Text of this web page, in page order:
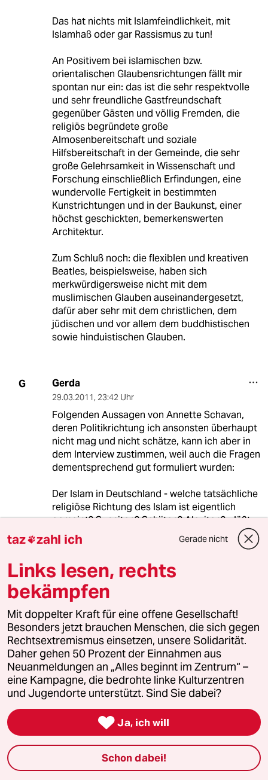
Das hat nichts mit Islamfeindlichkeit, mit
Islamhaß oder gar Rassismus zu tun!
An Positivem bei islamischen bzw.
orientalischen Glaubensrichtungen fällt mir
spontan nur ein: das ist die sehr respektvolle
und sehr freundliche Gastfreundschaft
gegenüber Gästen und völlig Fremden, die
religiös begründete große
Almosenbereitschaft und soziale
Hilfsbereitschaft in der Gemeinde, die sehr
große Gelehrsamkeit in Wissenschaft und
Forschung einschließlich Erfindungen, eine
wundervolle Fertigkeit in bestimmten
Kunstrichtungen und in der Baukunst, einer
höchst geschickten, bemerkenswerten
Architektur.
Zum Schluß noch: die flexiblen und kreativen
Beatles, beispielsweise, haben sich
merkwürdigersweise nicht mit dem
muslimischen Glauben auseinandergesetzt,
dafür aber sehr mit dem christlichen, dem
jüdischen und vor allem dem buddhistischen
sowie hinduistischen Glauben.
G Gerda
29.03.2011, 23:42 Uhr
Folgenden Aussagen von Annette Schavan,
deren Politikrichtung ich ansonsten überhaupt
nicht mag und nicht schätze, kann ich aber in
dem Interview zustimmen, weil auch die Fragen
dementsprechend gut formuliert wurden:
Der Islam in Deutschland - welche tatsächliche
religiöse Richtung des Islam ist eigentlich
gemeint? Sunniten? Schiiten? Aleviten? - läßt
sich aus der Historie nicht belegen. Ist mir
jedenfalls nicht bekannt, beispielsweise im
deutschen Hinduisten, deutschen
Konfuzianern, deutschen Roma und Sinti etc.
Der Islam ist heute allerdings sehr wohl Teil der
deutschen Wirklichkeit, wobei ich auch nicht
weiß, welche religiöse Richtung des Islam
eigentlich gemeint ist: Sunniten, Schiiten,
Aleviten, Moslembruderschaft etc. Welche
Menschen dieser islamischen
Religionsausrichtungen fühlt sich denn zu
Deutschland wirklich zugehörig? Wer will sich
Staatsbürgerschaft haben, weil er hier seine
neue Heimat gefunden hat, diese auch
behalten und verteidigen will? Keine Ahnung.
Keine Ahnung, inwieweit es dieses
taz zahl ich Gerade nicht
Links lesen, rechts
bekämpfen
Mit doppelter Kraft für eine offene Gesellschaft!
Besonders jetzt brauchen Menschen, die sich gegen
Rechtsextremismus einsetzen, unsere Solidarität.
Daher gehen 50 Prozent der Einnahmen aus
Neuanmeldungen an „Alles beginnt im Zentrum“ –
eine Kampagne, die bedrohte linke Kulturzentren
und Jugendorte unterstützt. Sind Sie dabei?
 Ja, ich will
Schon dabei!